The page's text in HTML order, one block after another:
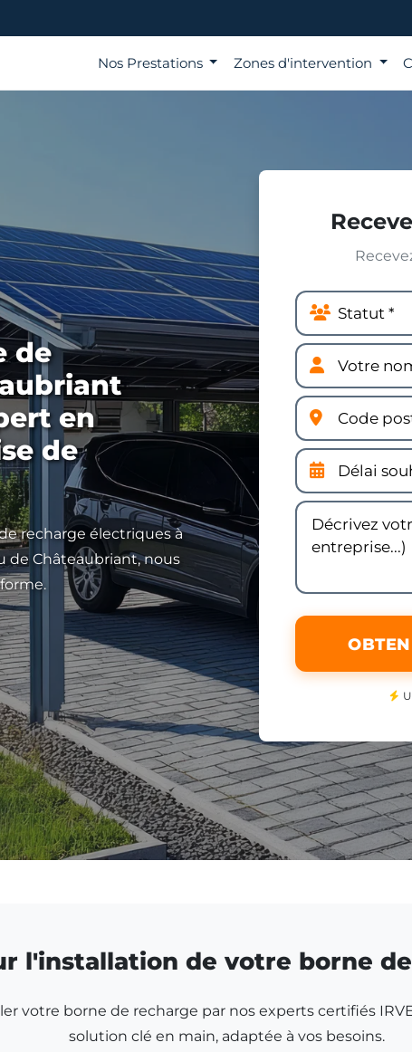
Nos Prestations Zones d'intervention
de
en
de
recharge électriques à
de Châteaubriant, nous
l'installation de votre borne
votre borne de recharge par nos experts certifiés
solution clé en main, adaptée à vos besoins.